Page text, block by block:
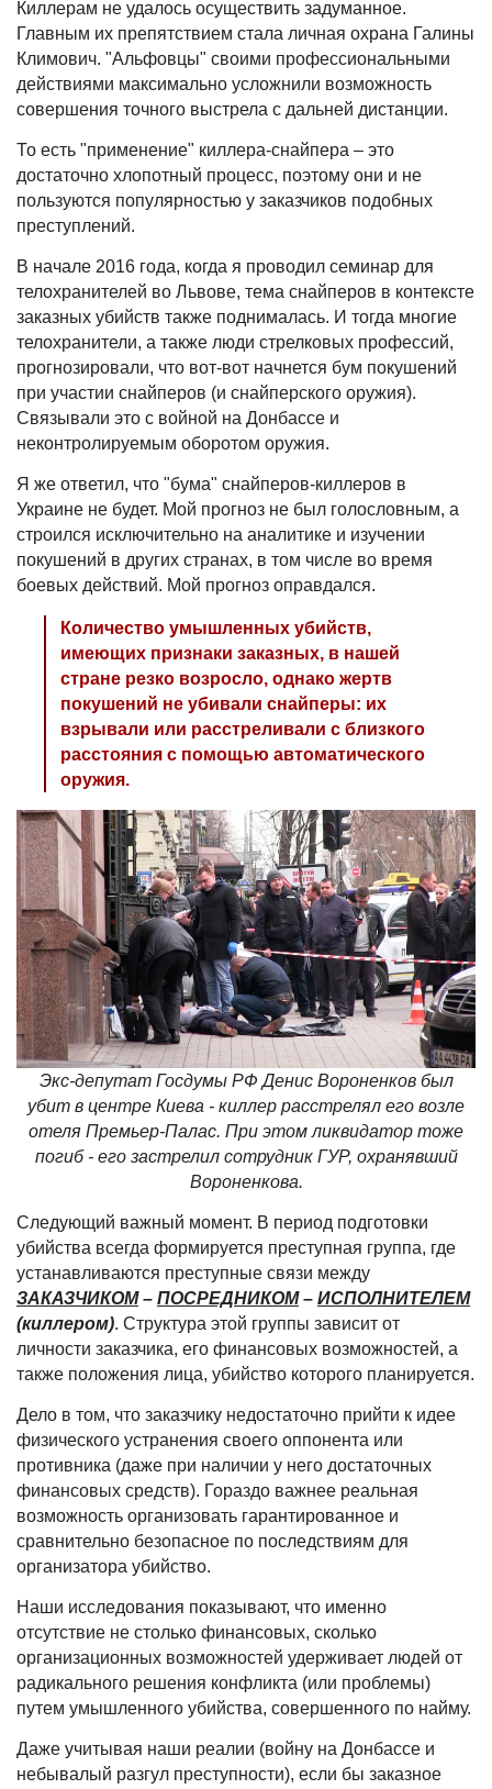
Киллерам не удалось осуществить задуманное.
Главным их препятствием стала личная охрана Галины
Климович. "Альфовцы" своими профессиональными
действиями максимально усложнили возможность
совершения точного выстрела с дальней дистанции.
То есть "применение" киллера-снайпера – это
достаточно хлопотный процесс, поэтому они и не
пользуются популярностью у заказчиков подобных
преступлений.
В начале 2016 года, когда я проводил семинар для
телохранителей во Львове, тема снайперов в контексте
заказных убийств также поднималась. И тогда многие
телохранители, а также люди стрелковых профессий,
прогнозировали, что вот-вот начнется бум покушений
при участии снайперов (и снайперского оружия).
Связывали это с войной на Донбассе и
неконтролируемым оборотом оружия.
Я же ответил, что "бума" снайперов-киллеров в
Украине не будет. Мой прогноз не был голословным, а
строился исключительно на аналитике и изучении
покушений в других странах, в том числе во время
боевых действий. Мой прогноз оправдался.
Количество умышленных убийств,
имеющих признаки заказных, в нашей
стране резко возросло, однако жертв
покушений не убивали снайперы: их
взрывали или расстреливали с близкого
расстояния с помощью автоматического
оружия.
Экс-депутат Госдумы РФ Денис Вороненков был
убит в центре Киева - киллер расстрелял его возле
отеля Премьер-Палас. При этом ликвидатор тоже
погиб - его застрелил сотрудник ГУР, охранявший
Вороненкова.
Следующий важный момент. В период подготовки
убийства всегда формируется преступная группа, где
устанавливаются преступные связи между
ЗАКАЗЧИКОМ– ПОСРЕДНИКОМ– ИСПОЛНИТЕЛЕМ
(киллером). Структура этой группы зависит от
личности заказчика, его финансовых возможностей, а
также положения лица, убийство которого планируется.
Дело в том, что заказчику недостаточно прийти к идее
физического устранения своего оппонента или
противника (даже при наличии у него достаточных
финансовых средств). Гораздо важнее реальная
возможность организовать гарантированное и
сравнительно безопасное по последствиям для
организатора убийство.
Наши исследования показывают, что именно
отсутствие не столько финансовых, сколько
организационных возможностей удерживает людей от
радикального решения конфликта (или проблемы)
путем умышленного убийства, совершенного по найму.
Даже учитывая наши реалии (войну на Донбассе и
небывалый разгул преступности), если бы заказное